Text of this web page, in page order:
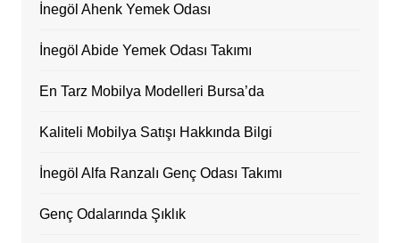
İnegöl Ahenk Yemek Odası
İnegöl Abide Yemek Odası Takımı
En Tarz Mobilya Modelleri Bursa’da
Kaliteli Mobilya Satışı Hakkında Bilgi
İnegöl Alfa Ranzalı Genç Odası Takımı
Genç Odalarında Şıklık